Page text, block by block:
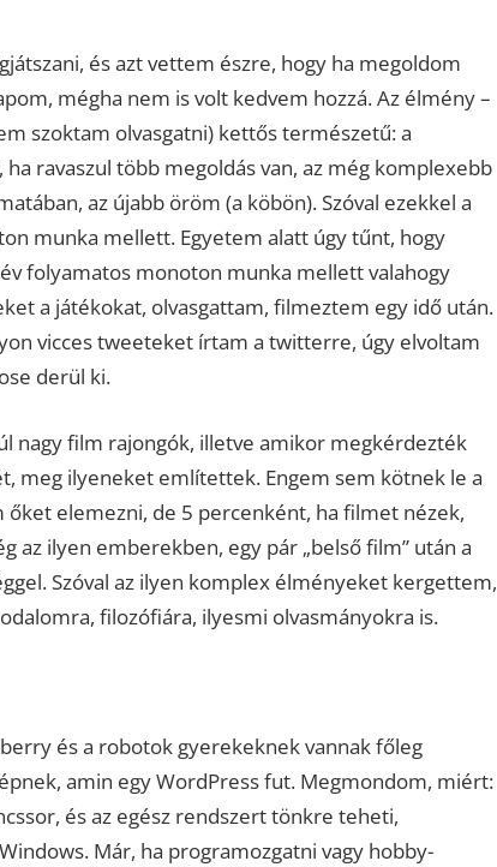
és azt vettem észre, hogy ha megoldom
mégha nem is volt kedvem hozzá. Az élmény –
szoktam olvasgatni) kettős természetű: a
ha ravaszul több megoldás van, az még komplexebb
az újabb öröm (a köbön). Szóval ezekkel a
munka mellett. Egyetem alatt úgy tűnt, hogy
folyamatos monoton munka mellett valahogy
a játékokat, olvasgattam, filmeztem egy idő után.
vicces tweeteket írtam a twitterre, úgy elvoltam
derül ki.
nagy film rajongók, illetve amikor megkérdezték
meg ilyeneket említettek. Engem sem kötnek le a
elemezni, de 5 percenként, ha filmet nézek,
az ilyen emberekben, egy pár „belső film” után a
Szóval az ilyen komplex élményeket kergettem,
filozófiára, ilyesmi olvasmányokra is.
és a robotok gyerekeknek vannak főleg
amin egy WordPress fut. Megmondom, miért:
és az egész rendszert tönkre teheti,
Már, ha programozgatni vagy hobby-